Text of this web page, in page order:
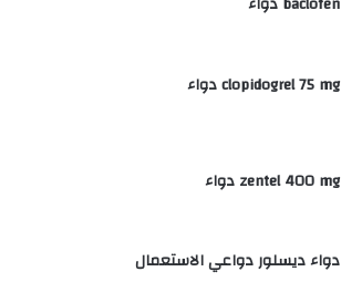
clopidogrel 75 mg دواء
zentel 400 mg دواء
دواء ديسلور دواعي الاستعمال